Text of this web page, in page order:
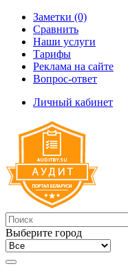
Заметки (0)
Сравнить
Наши услуги
Тарифы
Реклама на сайте
Вопрос-ответ
Личный кабинет
Выберите город